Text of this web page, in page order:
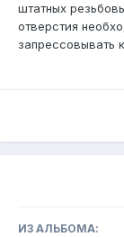
штатных
отверстия
запрессовывать
ИЗ АЛЬБОМА: